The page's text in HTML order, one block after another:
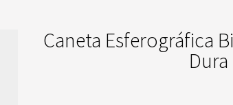
Caneta Esferográfica
Dura